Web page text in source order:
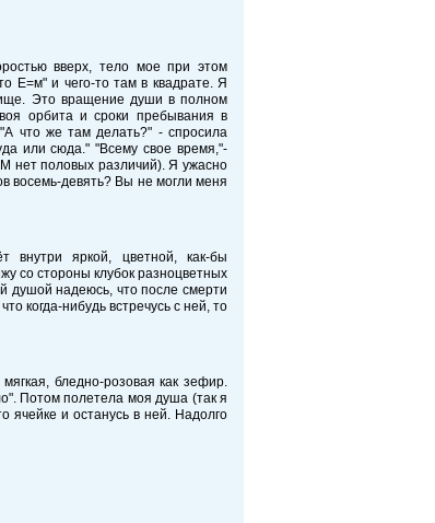
вверх, тело мое при этом
Е=м" и чего-то там в квадрате. Я
Это вращение души в полном
орбита и сроки пребывания в
что же там делать?" - спросила
или сюда." "Всему свое время,"-
нет половых различий). Я ужасно
восемь-девять? Вы не могли меня
яркой, цветной, как-бы
со стороны клубок разноцветных
душой надеюсь, что после смерти
когда-нибудь встречусь с ней, то
бледно-розовая как зефир.
Потом полетела моя душа (так я
ячейке и останусь в ней. Надолго